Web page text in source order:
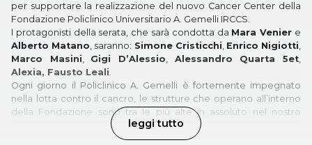
per supportare la realizzazione del nuovo Cancer Center della
Fondazione Policlinico Universitario A. Gemelli IRCCS.
I protagonisti della serata, che sarà condotta da Mara Venier e
Alberto Matano, saranno: Simone Cristicchi, Enrico Nigiotti,
Marco Masini, Gigi D’Alessio, Alessandro Quarta 5et,
Alexia, Fausto Leali.
Ogni giorno il Policlinico A. Gemelli è fortemente impegnato
nella lotta contro il cancro, le strutture che operano all’interno
della Fondazione sono tra le più alte in assoluto nel nostro
Paese con un incremento costante negli anni. Per queste
ragioni si è deciso di realizzare un grande Cancer Center, un
leggi tutto